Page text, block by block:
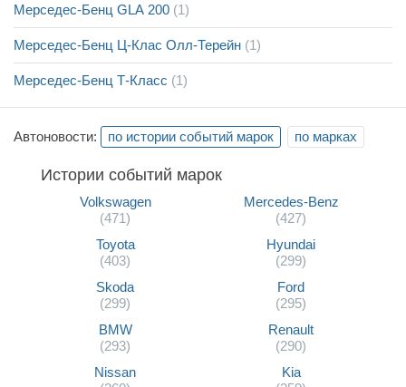
Мерседес-Бенц GLA 200 (1)
Мерседес-Бенц Ц-Клас Олл-Терейн (1)
Мерседес-Бенц Т-Класс (1)
Автоновости: по истории событий марок по марках
Истории событий марок
Volkswagen
(471)
Mercedes-Benz
(427)
Toyota
(403)
Hyundai
(299)
Skoda
(299)
Ford
(295)
BMW
(293)
Renault
(290)
Nissan
Kia